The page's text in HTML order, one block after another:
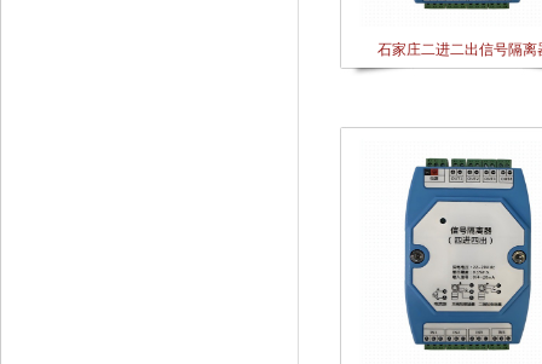
石家庄二进二出信号隔离